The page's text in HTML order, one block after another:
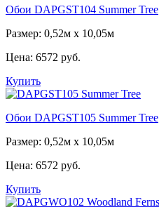
Обои DAPGST104 Summer Tree
Размер: 0,52м х 10,05м
Цена: 6572 руб.
Купить
Обои DAPGST105 Summer Tree
Размер: 0,52м х 10,05м
Цена: 6572 руб.
Купить